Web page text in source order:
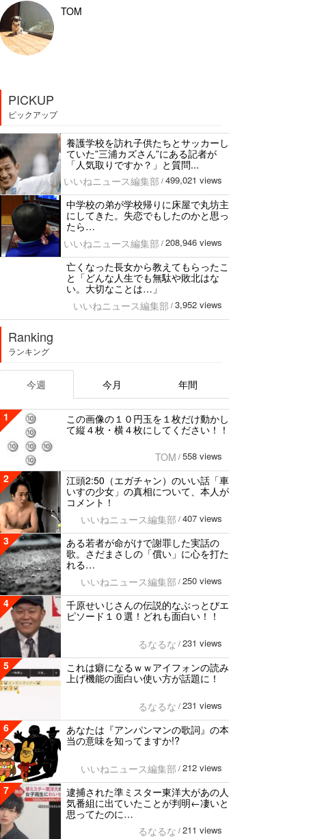
TOM
PICKUP
ピックアップ
養護学校を訪れ子供たちとサッカーし
ていた”三浦カズさん”にある記者が
「人気取りですか？」と質問...
いいねニュース編集部 / 499,021 views
中学校の弟が学校帰りに床屋で丸坊主
にしてきた。失恋でもしたのかと思っ
たら…
いいねニュース編集部 / 208,946 views
亡くなった長女から教えてもらったこ
と「どんな人生でも無駄や敗北はな
い。大切なことは…」
いいねニュース編集部 / 3,952 views
Ranking
ランキング
今週 今月 年間
1
この画像の１０円玉を１枚だけ動かし
て縦４枚・横４枚にしてください！！
TOM / 558 views
2
江頭2:50（エガチャン）のいい話「車
いすの少女」の真相について、本人が
コメント！
いいねニュース編集部 / 407 views
3
ある若者が命がけで謝罪した実話の
歌。さだまさしの「償い」に心を打た
れる…
いいねニュース編集部 / 250 views
4
千原せいじさんの伝説的なぶっとびエ
ピソード１０選！どれも面白い！！
るなるな / 231 views
5
これは癖になるｗｗアイフォンの読み
上げ機能の面白い使い方が話題に！
るなるな / 231 views
6
あなたは『アンパンマンの歌詞』の本
当の意味を知ってますか!?
いいねニュース編集部 / 212 views
7
逮捕された準ミスター東洋大があの人
気番組に出ていたことが判明←凄いと
思ってたのに…
るなるな / 211 views